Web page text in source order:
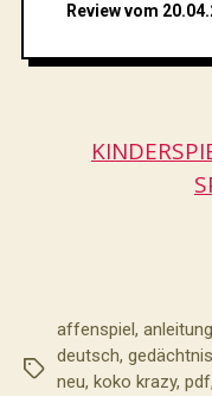
Review vom
Schlagwörter
affenspiel, anleitung
deutsch,
neu, koko krazy, pdf,